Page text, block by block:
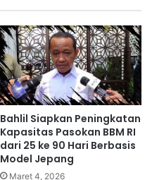
Bahlil Siapkan Peningkatan
Kapasitas Pasokan BBM RI
dari 25 ke 90 Hari Berbasis
Model Jepang
Maret 4, 2026